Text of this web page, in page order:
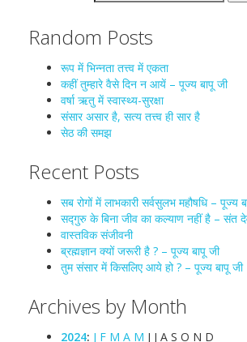
Random Posts
रूप में भिन्नता तत्त्व में एकता
कहीं तुम्हारे वैसे दिन न आयें – पूज्य बापू जी
वर्षा ऋतु में स्वास्थ्य-सुरक्षा
संसार असार है, सत्य तत्त्व ही सार है
सेठ की समझ
Recent Posts
सब रोगों में लाभकारी सर्वसुलभ महौषधि – पूज्य
सद्गुरु के बिना जीव का कल्याण नहीं है – संत
वास्तविक संजीवनी
ब्रह्मज्ञान क्यों जरूरी है ? – पूज्य बापू जी
तुम संसार में किसलिए आये हो ? – पूज्य बापू जी
Archives by Month
2024: J F M A M J J A S O N D